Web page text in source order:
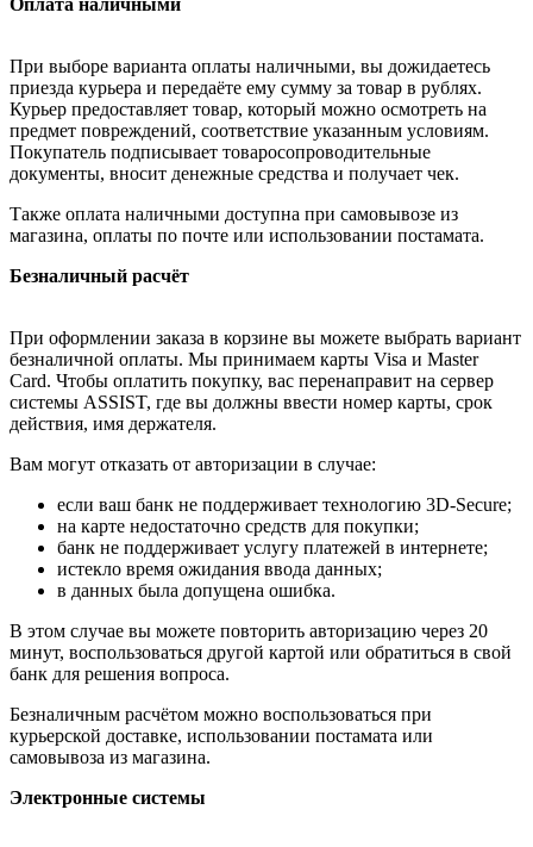
При выборе варианта оплаты наличными, вы дожидаетесь
приезда курьера и передаёте ему сумму за товар в рублях.
Курьер предоставляет товар, который можно осмотреть на
предмет повреждений, соответствие указанным условиям.
Покупатель подписывает товаросопроводительные
документы, вносит денежные средства и получает чек.
Также оплата наличными доступна при самовывозе из
магазина, оплаты по почте или использовании постамата.
Безналичный расчёт
При оформлении заказа в корзине вы можете выбрать вариант
безналичной оплаты. Мы принимаем карты Visa и Master
Card. Чтобы оплатить покупку, вас перенаправит на сервер
системы ASSIST, где вы должны ввести номер карты, срок
действия, имя держателя.
Вам могут отказать от авторизации в случае:
если ваш банк не поддерживает технологию 3D-Secure;
на карте недостаточно средств для покупки;
банк не поддерживает услугу платежей в интернете;
истекло время ожидания ввода данных;
в данных была допущена ошибка.
В этом случае вы можете повторить авторизацию через 20
минут, воспользоваться другой картой или обратиться в свой
банк для решения вопроса.
Безналичным расчётом можно воспользоваться при
курьерской доставке, использовании постамата или
самовывоза из магазина.
Электронные системы